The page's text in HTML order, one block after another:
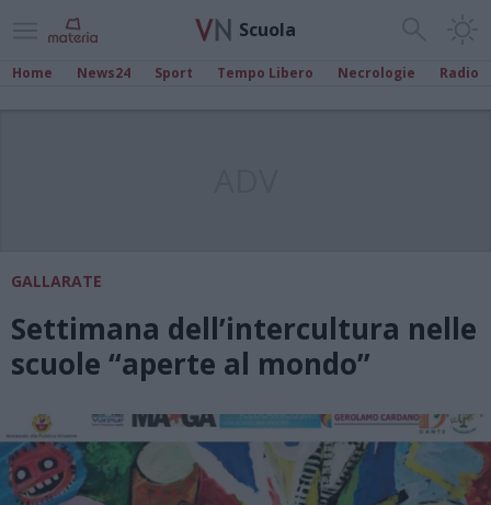
Scuola
Home News24 Sport Tempo Libero Necrologie Radio
GALLARATE
Settimana dell’intercultura nelle
scuole “aperte al mondo”